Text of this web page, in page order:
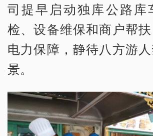
司提早启动独库公路库
检、设备维保和商户帮
电力保障，静待八方游
景。